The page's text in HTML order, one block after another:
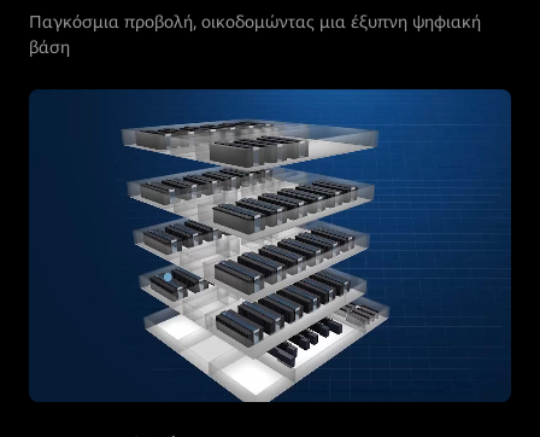
Παγκόσμια προβολή, οικοδομώντας μια έξυπνη ψηφιακή
βάση